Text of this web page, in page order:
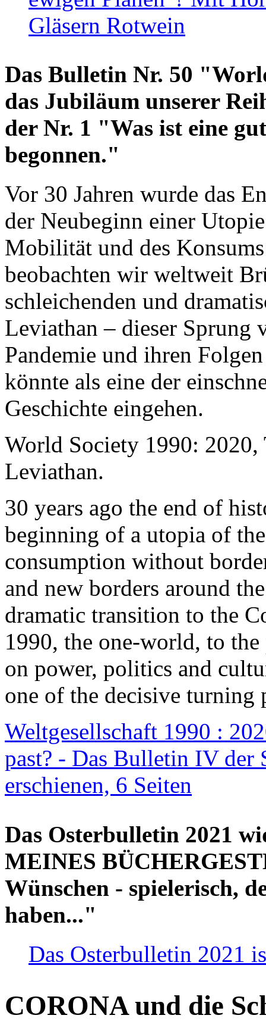
Gläsern Rotwein
Das Bulletin Nr. 50
das Jubiläum unserer
der Nr. 1 "Was ist eine
begonnen."
Vor 30 Jahren wurde das
der Neubeginn einer
Mobilität und des
beobachten wir weltweit
schleichenden und
Leviathan – dieser Sprung
Pandemie und ihren
könnte als eine der
Geschichte eingehen.
World Society 1990: 2020,
Leviathan.
30 years ago the end of
beginning of a utopia of
consumption without
and new borders around
dramatic transition to the
1990, the one-world, to the
on power, politics and
one of the decisive turning
Weltgesellschaft 1990 :
past? - Das Bulletin IV der
erschienen, 6 Seiten
Das Osterbulletin 2021
MEINES
Wünschen - spielerisch,
haben..."
Das Osterbulletin 2021
CORONA und die